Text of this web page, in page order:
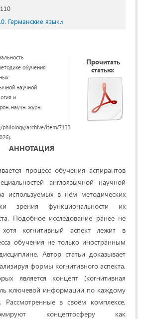
Германские языки
обучения
научной
и
научн. журн.
philology/archive/item/7133
Прочитать
статью:
АННОТАЦИЯ
процесс обучения аспирантов
англоязычной научной
используемых в нём методических
зрения функциональности их
Подобное исследование ранее не
хотя когнитивный аспект лежит в
обучения не только иностранным
Автор статьи доказывает
формы когнитивного аспекта,
является концепт (когнитивная
ключевой информации по каждому
Рассмотренные в своём комплексе,
концептосферу как